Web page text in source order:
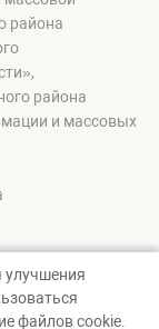
района
района
и массовых
2026
улучшения
файлов cookie.